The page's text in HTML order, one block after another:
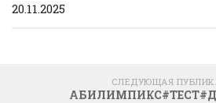
20.11.2025
СЛЕДУЮЩАЯ